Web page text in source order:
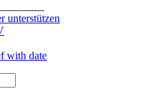
unterstützen
with date